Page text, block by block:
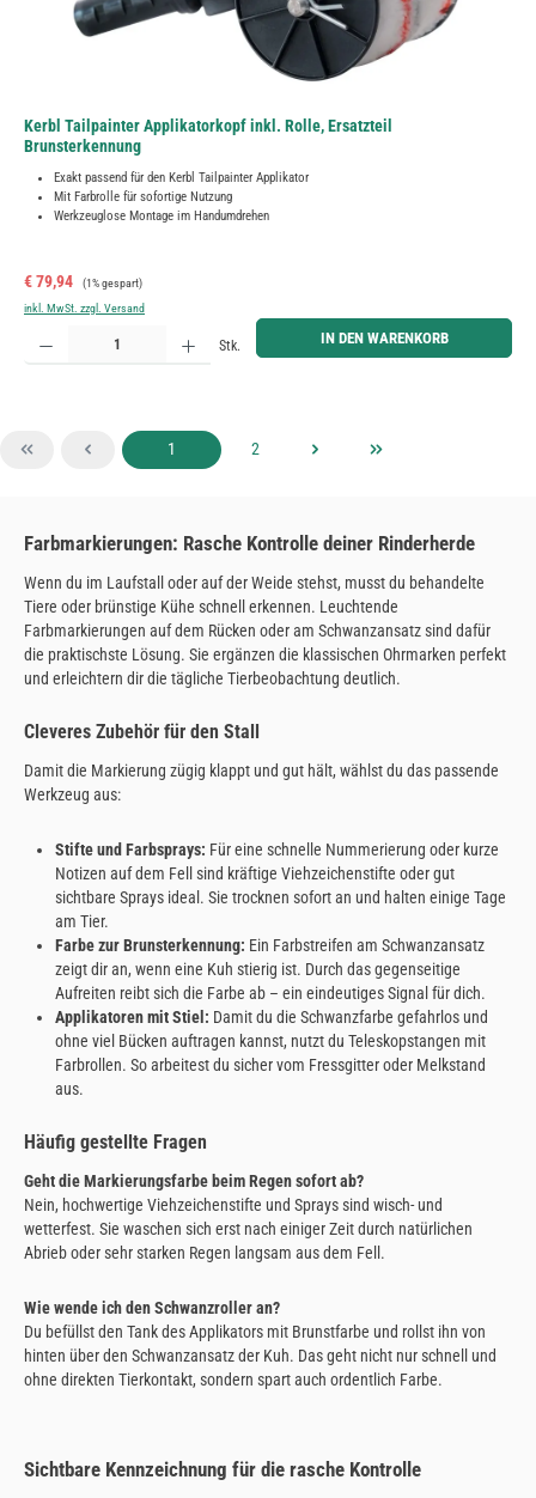
Kerbl Tailpainter Applikatorkopf inkl. Rolle, Ersatzteil
Brunsterkennung
Exakt passend für den Kerbl Tailpainter Applikator
Mit Farbrolle für sofortige Nutzung
Werkzeuglose Montage im Handumdrehen
Verkaufspreis:
€ 79,94 Regulärer Preis:
(1% gespart)
inkl. MwSt. zzgl. Versand
Produkt Anzahl: Gib den gewünschten Wert ein oder benutze die Schaltflächen um die Anzahl zu
Stk. IN DEN WARENKORB
Seite
1 Seite
2
Farbmarkierungen: Rasche Kontrolle deiner Rinderherde
Wenn du im Laufstall oder auf der Weide stehst, musst du behandelte
Tiere oder brünstige Kühe schnell erkennen. Leuchtende
Farbmarkierungen auf dem Rücken oder am Schwanzansatz sind dafür
die praktischste Lösung. Sie ergänzen die klassischen Ohrmarken perfekt
und erleichtern dir die tägliche Tierbeobachtung deutlich.
Cleveres Zubehör für den Stall
Damit die Markierung zügig klappt und gut hält, wählst du das passende
Werkzeug aus:
Stifte und Farbsprays: Für eine schnelle Nummerierung oder kurze
Notizen auf dem Fell sind kräftige Viehzeichenstifte oder gut
sichtbare Sprays ideal. Sie trocknen sofort an und halten einige Tage
am Tier.
Farbe zur Brunsterkennung: Ein Farbstreifen am Schwanzansatz
zeigt dir an, wenn eine Kuh stierig ist. Durch das gegenseitige
Aufreiten reibt sich die Farbe ab – ein eindeutiges Signal für dich.
Applikatoren mit Stiel: Damit du die Schwanzfarbe gefahrlos und
ohne viel Bücken auftragen kannst, nutzt du Teleskopstangen mit
Farbrollen. So arbeitest du sicher vom Fressgitter oder Melkstand
aus.
Häufig gestellte Fragen
Geht die Markierungsfarbe beim Regen sofort ab?
Nein, hochwertige Viehzeichenstifte und Sprays sind wisch- und
wetterfest. Sie waschen sich erst nach einiger Zeit durch natürlichen
Abrieb oder sehr starken Regen langsam aus dem Fell.
Wie wende ich den Schwanzroller an?
Du befüllst den Tank des Applikators mit Brunstfarbe und rollst ihn von
hinten über den Schwanzansatz der Kuh. Das geht nicht nur schnell und
ohne direkten Tierkontakt, sondern spart auch ordentlich Farbe.
Sichtbare Kennzeichnung für die rasche Kontrolle